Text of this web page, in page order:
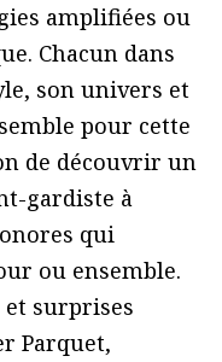
amplifiées ou
Chacun dans
son univers et
pour cette
de découvrir un
gardiste à
qui
ou ensemble.
et surprises
Parquet,